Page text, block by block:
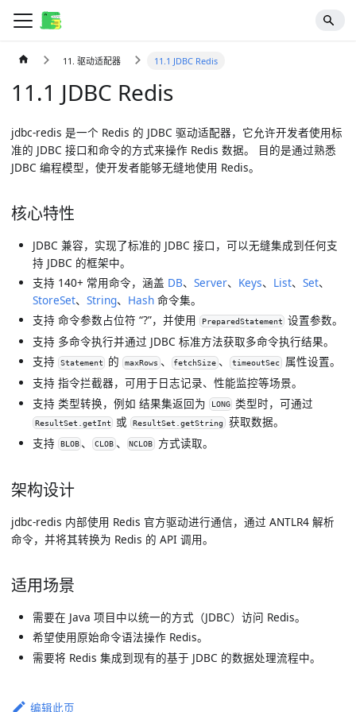
11. 驱动适配器 11.1 JDBC Redis
11.1 JDBC Redis
jdbc-redis 是一个 Redis 的 JDBC 驱动适配器，它允许开发者使用标
准的 JDBC 接口和命令的方式来操作 Redis 数据。 目的是通过熟悉
JDBC 编程模型，使开发者能够无缝地使用 Redis。
核心特性
JDBC 兼容，实现了标准的 JDBC 接口，可以无缝集成到任何支
持 JDBC 的框架中。
支持 140+ 常用命令，涵盖 DB、 Server、 Keys、 List、 Set、
StoreSet、 String、 Hash命令集。
支持 命令参数占位符 “?”，并使用
PreparedStatement
设置参数。
支持 多命令执行并通过 JDBC 标准方法获取多命令执行结果。
支持
Statement 的 maxRows 、 fetchSize 、 timeoutSec 属性设置。
支持 指令拦截器，可用于日志记录、性能监控等场景。
支持 类型转换，例如 结果集返回为
LONG 类型时，可通过
ResultSet.getInt 或 ResultSet.getString 获取数据。
支持
BLOB 、 CLOB 、 NCLOB 方式读取。
架构设计
jdbc-redis 内部使用 Redis 官方驱动进行通信，通过 ANTLR4 解析
命令，并将其转换为 Redis 的 API 调用。
适用场景
需要在 Java 项目中以统一的方式（JDBC）访问 Redis。
希望使用原始命令语法操作 Redis。
需要将 Redis 集成到现有的基于 JDBC 的数据处理流程中。
编辑此页